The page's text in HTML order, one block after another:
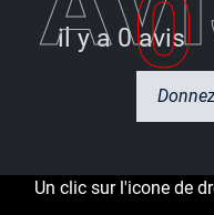
il y a 0
0 avis
Un clic sur l'icone de